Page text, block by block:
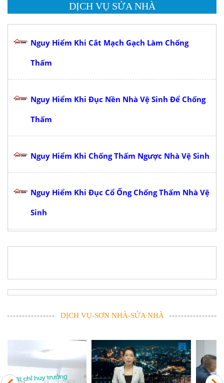
DỊCH VỤ SỬA NHÀ
Nguy Hiểm Khi Cắt Mạch Gạch Làm Chống
Thấm
Nguy Hiểm Khi Đục Nền Nhà Vệ Sinh Để Chống
Thấm
Nguy Hiểm Khi Chống Thấm Ngược Nhà Vệ Sinh
Nguy Hiểm Khi Đục Cổ Ống Chống Thấm Nhà Vệ
Sinh
DỊCH VỤ-SƠN NHÀ-SỬA NHÀ